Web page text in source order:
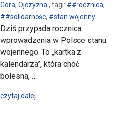
Góra, Ojczyzna , tagi: ##rocznica,
##solidarnośc, #stan wojenny
Dziś przypada rocznica
wprowadzenia w Polsce stanu
wojennego. To „kartka z
kalendarza”, która choć
bolesna, …
czytaj dalej…